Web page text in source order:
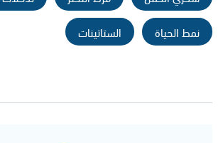
نمط الحياة
الستاتينات